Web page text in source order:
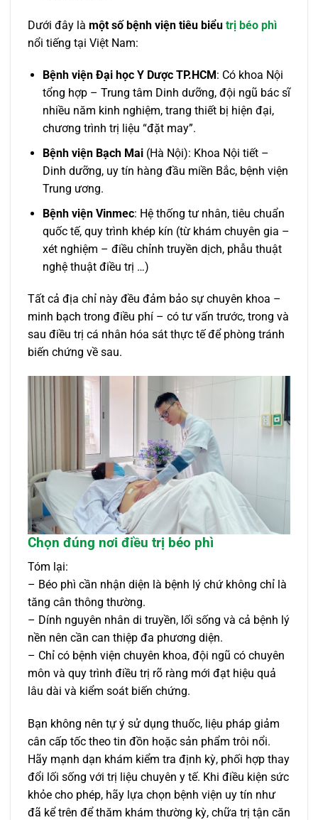
Dưới đây là một số bệnh viện tiêu biểu trị béo phì
nổi tiếng tại Việt Nam:
Bệnh viện Đại học Y Dược TP.HCM : Có khoa Nội
tổng hợp – Trung tâm Dinh dưỡng, đội ngũ bác sĩ
nhiều năm kinh nghiệm, trang thiết bị hiện đại,
chương trình trị liệu “đặt may”.
Bệnh viện Bạch Mai(Hà Nội): Khoa Nội tiết –
Dinh dưỡng, uy tín hàng đầu miền Bắc, bệnh viện
Trung ương.
Bệnh viện Vinmec: Hệ thống tư nhân, tiêu chuẩn
quốc tế, quy trình khép kín (từ khám chuyên gia –
xét nghiệm – điều chỉnh truyền dịch, phẫu thuật
nghệ thuật điều trị …)
Tất cả địa chỉ này đều đảm bảo sự chuyên khoa –
minh bạch trong điều phí – có tư vấn trước, trong và
sau điều trị cá nhân hóa sát thực tế để phòng tránh
biến chứng về sau.
Chọn đúng nơi điều trị béo phì
Tóm lại:
– Béo phì cần nhận diện là bệnh lý chứ không chỉ là
tăng cân thông thường.
– Dính nguyên nhân di truyền, lối sống và cả bệnh lý
nền nên cần can thiệp đa phương diện.
– Chỉ có bệnh viện chuyên khoa, đội ngũ có chuyên
môn và quy trình điều trị rõ ràng mới đạt hiệu quả
lâu dài và kiểm soát biến chứng.
Bạn không nên tự ý sử dụng thuốc, liệu pháp giảm
cân cấp tốc theo tin đồn hoặc sản phẩm trôi nổi.
Hãy mạnh dạn khám kiểm tra định kỳ, phối hợp thay
đổi lối sống với trị liệu chuyên y tế. Khi điều kiện sức
khỏe cho phép, hãy lựa chọn bệnh viện uy tín như
đã kể trên để thăm khám thường kỳ, chữa trị tận căn